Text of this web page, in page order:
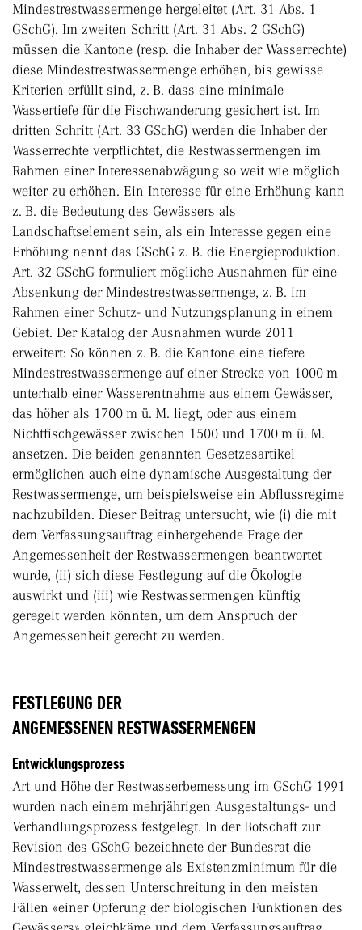
Mindestrestwassermenge hergeleitet (Art. 31 Abs. 1
GSchG). Im zweiten Schritt (Art. 31 Abs. 2 GSchG)
müssen die Kantone (resp. die Inhaber der Wasserrechte)
diese Mindestrestwassermenge erhöhen, bis gewisse
Kriterien erfüllt sind, z. B. dass eine minimale
Wassertiefe für die Fischwanderung gesichert ist. Im
dritten Schritt (Art. 33 GSchG) werden die Inhaber der
Wasserrechte verpflichtet, die Restwassermengen im
Rahmen einer Interessenabwägung so weit wie möglich
weiter zu erhöhen. Ein Interesse für eine Erhöhung kann
z. B. die Bedeutung des Gewässers als
Landschaftselement sein, als ein Interesse gegen eine
Erhöhung nennt das GSchG z. B. die Energieproduktion.
Art. 32 GSchG formuliert mögliche Ausnahmen für eine
Absenkung der Mindestrestwassermenge, z. B. im
Rahmen einer Schutz- und Nutzungsplanung in einem
Gebiet. Der Katalog der Ausnahmen wurde 2011
erweitert: So können z. B. die Kantone eine tiefere
Mindestrestwassermenge auf einer Strecke von 1000 m
unterhalb einer Wasserentnahme aus einem Gewässer,
das höher als 1700 m ü. M. liegt, oder aus einem
Nichtfischgewässer zwischen 1500 und 1700 m ü. M.
ansetzen. Die beiden genannten Gesetzesartikel
ermöglichen auch eine dynamische Ausgestaltung der
Restwassermenge, um beispielsweise ein Abflussregime
nachzubilden. Dieser Beitrag untersucht, wie (i) die mit
dem Verfassungsauftrag einhergehende Frage der
Angemessenheit der Restwassermengen beantwortet
wurde, (ii) sich diese Festlegung auf die Ökologie
auswirkt und (iii) wie Restwassermengen künftig
geregelt werden könnten, um dem Anspruch der
Angemessenheit gerecht zu werden.
FESTLEGUNG DER
ANGEMESSENEN RESTWASSERMENGEN
Entwicklungsprozess
Art und Höhe der Restwasserbemessung im GSchG 1991
wurden nach einem mehrjährigen Ausgestaltungs- und
Verhandlungsprozess festgelegt. In der Botschaft zur
Revision des GSchG bezeichnete der Bundesrat die
Mindestrestwassermenge als Existenzminimum für die
Wasserwelt, dessen Unterschreitung in den meisten
Fällen «einer Opferung der biologischen Funktionen des